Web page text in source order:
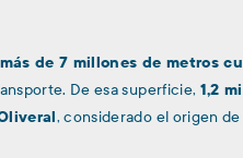
más de 7 millones de metros
De esa superficie, 1,2
, considerado el origen